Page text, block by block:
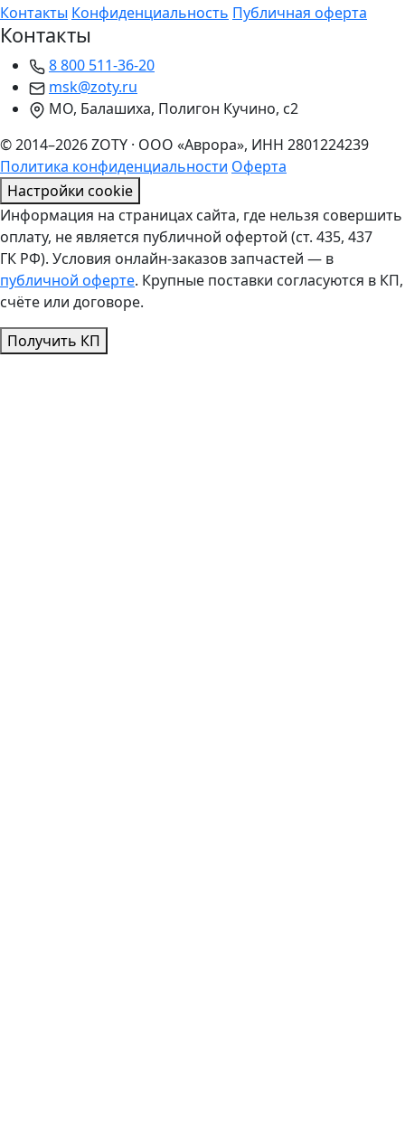
Контакты Конфиденциальность Публичная оферта
Контакты
8 800 511-36-20
msk@zoty.ru
МО, Балашиха, Полигон Кучино, с2
© 2014–2026 ZOTY · ООО «Аврора», ИНН 2801224239
Политика конфиденциальности Оферта
Настройки cookie
Информация на страницах сайта, где нельзя совершить
оплату, не является публичной офертой (ст. 435, 437
ГК РФ). Условия онлайн-заказов запчастей — в
публичной оферте. Крупные поставки согласуются в КП,
счёте или договоре.
Получить КП